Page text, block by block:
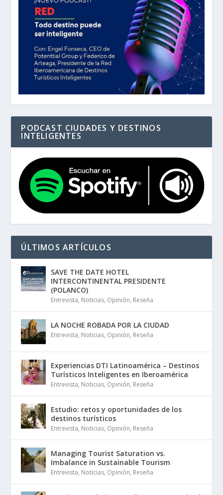
PODCAST CIUDADES Y DESTINOS
INTELIGENTES
ÚLTIMOS ARTÍCULOS
SAVE THE DATE HOTEL
INTERCONTINENTAL PRESIDENTE
(POLANCO)
Entrevista, Noticias, Opinión, Reseña
LA NOCHE ROBADA POR LA CIUDAD
Entrevista, Noticias, Opinión, Reseña
Experiencias DTI Latinoamérica – Destinos
Turísticos Inteligentes en Iberoamérica
Entrevista, Noticias, Opinión, Reseña
Estudio: retos y oportunidades de los
destinos turísticos
Entrevista, Noticias, Opinión, Reseña
Managing Tourist Saturation vs.
Imbalance in Sustainable Tourism
Entrevista, Noticias, Opinión, Reseña